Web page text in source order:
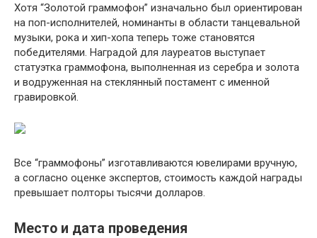
Хотя “Золотой граммофон” изначально был ориентирован
на поп-исполнителей, номинанты в области танцевальной
музыки, рока и хип-хопа теперь тоже становятся
победителями. Наградой для лауреатов выступает
статуэтка граммофона, выполненная из серебра и золота
и водруженная на стеклянный постамент с именной
гравировкой.
Все “граммофоны” изготавливаются ювелирами вручную,
а согласно оценке экспертов, стоимость каждой награды
превышает полторы тысячи долларов.
Место и дата проведения